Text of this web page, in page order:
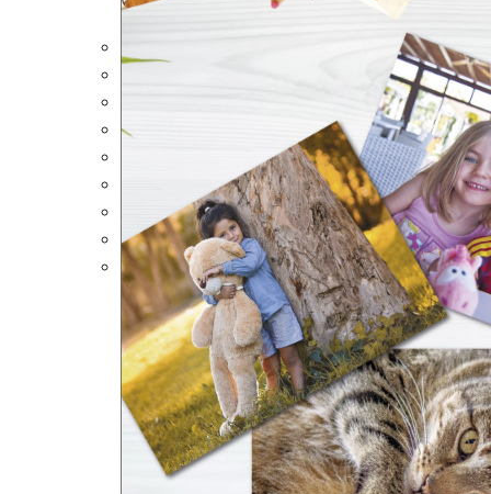
Tazas Personalizadas
Peluches Personalizados
Portalápices Personalizados
Puzles Personalizados
Juegos de Mesa
Alfombrillas Personalizadas
Lámparas LED